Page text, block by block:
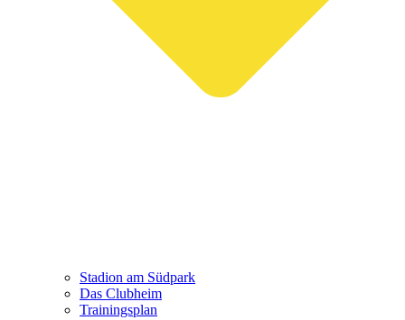
Stadion am Südpark
Das Clubheim
Trainingsplan